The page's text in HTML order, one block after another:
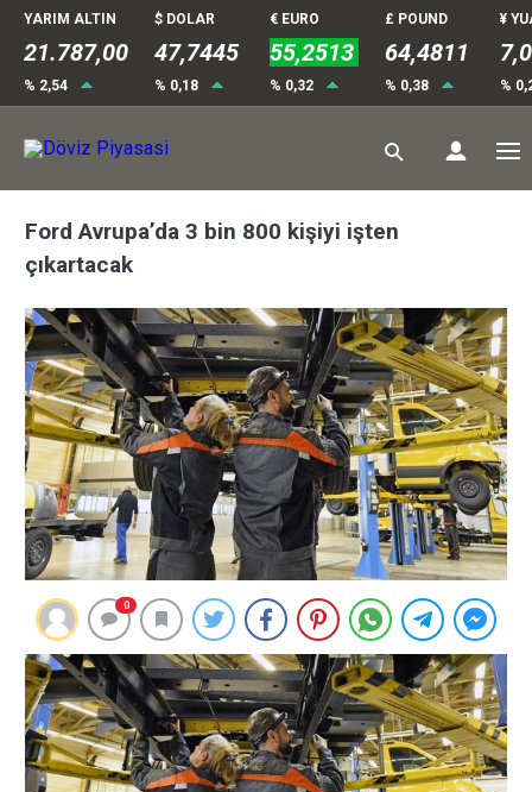
YARIM ALTIN
21.787,00
% 2,54
$ DOLAR
47,7445
% 0,18
€ EURO
55,2513
% 0,32
£ POUND
64,4811
% 0,38
¥
%
Ford Avrupa’da 3 bin 800 kişiyi işten
çıkartacak
0